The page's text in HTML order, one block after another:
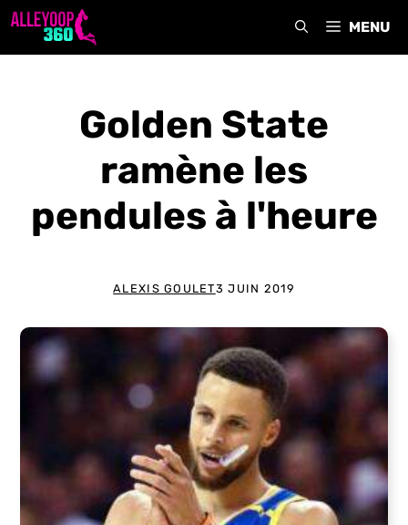
Aller
MENU
Golden State
ramène les
pendules à l'heure
ALEXIS GOULET3 JUIN 2019